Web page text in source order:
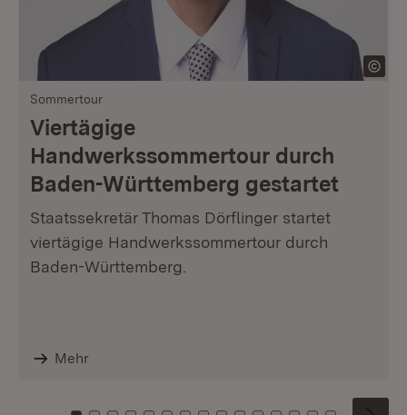
Sommertour
Viertägige
Handwerkssommertour durch
Baden-Württemberg gestartet
Staatssekretär Thomas Dörflinger startet
viertägige Handwerkssommertour durch
Baden-Württemberg.
Mehr